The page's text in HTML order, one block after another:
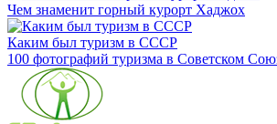
Чем знаменит горный курорт Хаджох
Каким был туризм в СССР
100 фотографий туризма в Советском